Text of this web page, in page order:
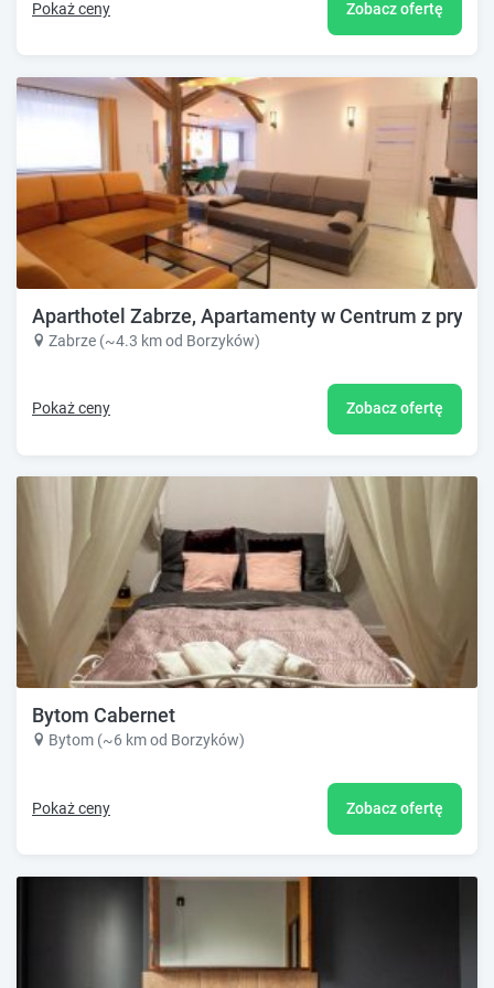
Pokaż ceny Zobacz ofertę
Aparthotel Zabrze, Apartamenty w Centrum z
Zabrze (~4.3 km od Borzyków)
Pokaż ceny Zobacz ofertę
Bytom Cabernet
Bytom (~6 km od Borzyków)
Pokaż ceny Zobacz ofertę